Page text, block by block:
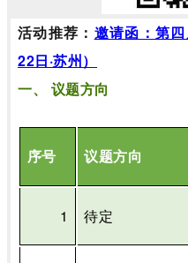
活动推荐： 邀请函：第
22日·苏州）
一、 议题方向
序号 议题方向
1 待定